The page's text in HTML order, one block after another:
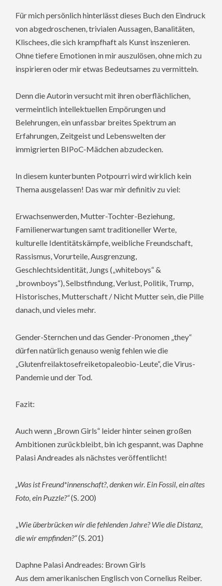
Für mich persönlich hinterlässt dieses Buch den Eindruck
von abgedroschenen, trivialen Aussagen, Banalitäten,
Klischees, die sich krampfhaft als Kunst inszenieren.
Ohne tiefere Emotionen in mir auszulösen, ohne mich zu
inspirieren oder mir etwas Bedeutsames zu vermitteln.
Denn die Autorin versucht mit ihren oberflächlichen,
vermeintlich intellektuellen Empörungen und
Belehrungen, ein unfassbar breites Spektrum an
Erfahrungen, Zeitgeist und Lebenswelten der
immigrierten BIPoC-Mädchen abzudecken.
In diesem kunterbunten Potpourri wird wirklich kein
Thema ausgelassen! Das war mir definitiv zu viel:
Erwachsenwerden, Mutter-Tochter-Beziehung,
Familienerwartungen samt traditioneller Werte,
kulturelle Identitätskämpfe, weibliche Freundschaft,
Rassismus, Vorurteile, Ausgrenzung,
Geschlechtsidentität, Jungs („whiteboys“ &
„brownboys“), Selbstfindung, Verlust, Politik, Trump,
Historisches, Mutterschaft / Nicht Mutter sein, die Pille
danach, und vieles mehr.
Gender-Sternchen und das Gender-Pronomen „they“
dürfen natürlich genauso wenig fehlen wie die
„Glutenfreilaktosefreiketopaleobio-Leute“, die Virus-
Pandemie und der Tod.
Fazit:
Auch wenn „Brown Girls“ leider hinter seinen großen
Ambitionen zurückbleibt, bin ich gespannt, was Daphne
Palasi Andreades als nächstes veröffentlicht!
„Was ist Freund*innenschaft?, denken wir. Ein Fossil, ein altes
Foto, ein Puzzle?“(S. 200)
„Wie überbrücken wir die fehlenden Jahre? Wie die Distanz,
die wir empfinden?“(S. 201)
Daphne Palasi Andreades: Brown Girls
Aus dem amerikanischen Englisch von Cornelius Reiber.